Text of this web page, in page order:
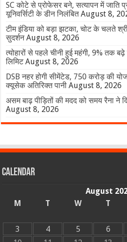
SC कोटे से प्रोफेसर बने, सत्यापन में जाति
यूनिवर्सिटी के डीन निलंबित August 8,
टीम इंडिया को बड़ा झटका, चोट के चलते
सुदर्शन August 8, 2026
त्योहारों से पहले चीनी हुई महंगी, 9% तक
लिमिट August 8, 2026
DSB नहर होगी सीमेंटेड, 750 करोड़ की
क्यूसेक अतिरिक्त पानी August 8, 2026
असम बाढ़ पीड़ितों की मदद को समय रैना ने
August 8, 2026
Calendar
August
M
T W T
3
4 5 6